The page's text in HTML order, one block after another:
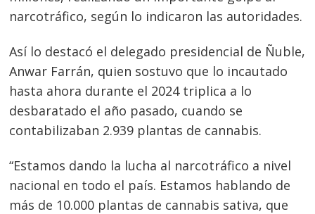
narcotráfico, según lo indicaron las autoridades.
Así lo destacó el delegado presidencial de Ñuble,
Anwar Farrán, quien sostuvo que lo incautado
hasta ahora durante el 2024 triplica a lo
desbaratado el año pasado, cuando se
contabilizaban 2.939 plantas de cannabis.
“Estamos dando la lucha al narcotráfico a nivel
nacional en todo el país. Estamos hablando de
más de 10.000 plantas de cannabis sativa, que